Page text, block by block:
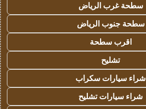
سطحة غرب الرياض
سطحة جنوب الرياض
اقرب سطحة
تشليح
شراء سيارات سكراب
شراء سيارات تشليح